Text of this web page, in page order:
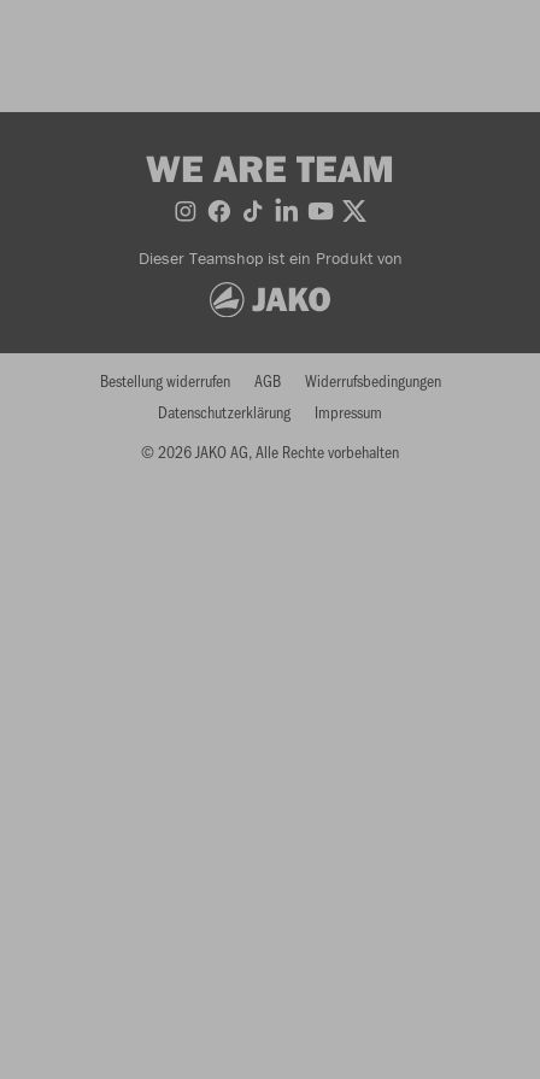
WE ARE TEAM
Dieser Teamshop ist ein Produkt von
© 2026 JAKO AG, Alle Rechte vorbehalten
Bestellung widerrufen AGB
Widerrufsbedingungen
Datenschutzerklärung
Impressum